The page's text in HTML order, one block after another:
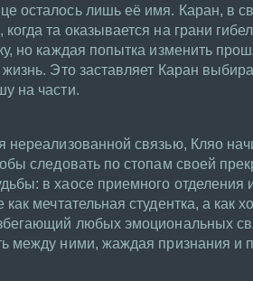
осталось лишь её имя. Каран, в
та оказывается на грани
но каждая попытка изменить
Это заставляет Каран
на части.
нереализованной связью, Кляо
следовать по стопам своей
в хаосе приемного отделения
мечтательная студентка, а как
любых эмоциональных
между ними, жаждая признания и